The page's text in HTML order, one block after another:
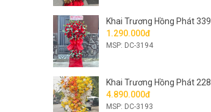
Khai Trương Hồng Phát 339
1.290.000đ
MSP: DC-3194
Khai Trương Hồng Phát 228
4.890.000đ
MSP: DC-3193